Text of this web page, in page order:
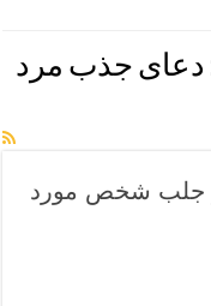
دفع بلا در قرآن
جلوگیری از اندوه و
رفع حوادث بد روزانه
مالی و برکت در کار
روایی و رفع مشکلات
دعای جذب مرد
جلب شخص مورد